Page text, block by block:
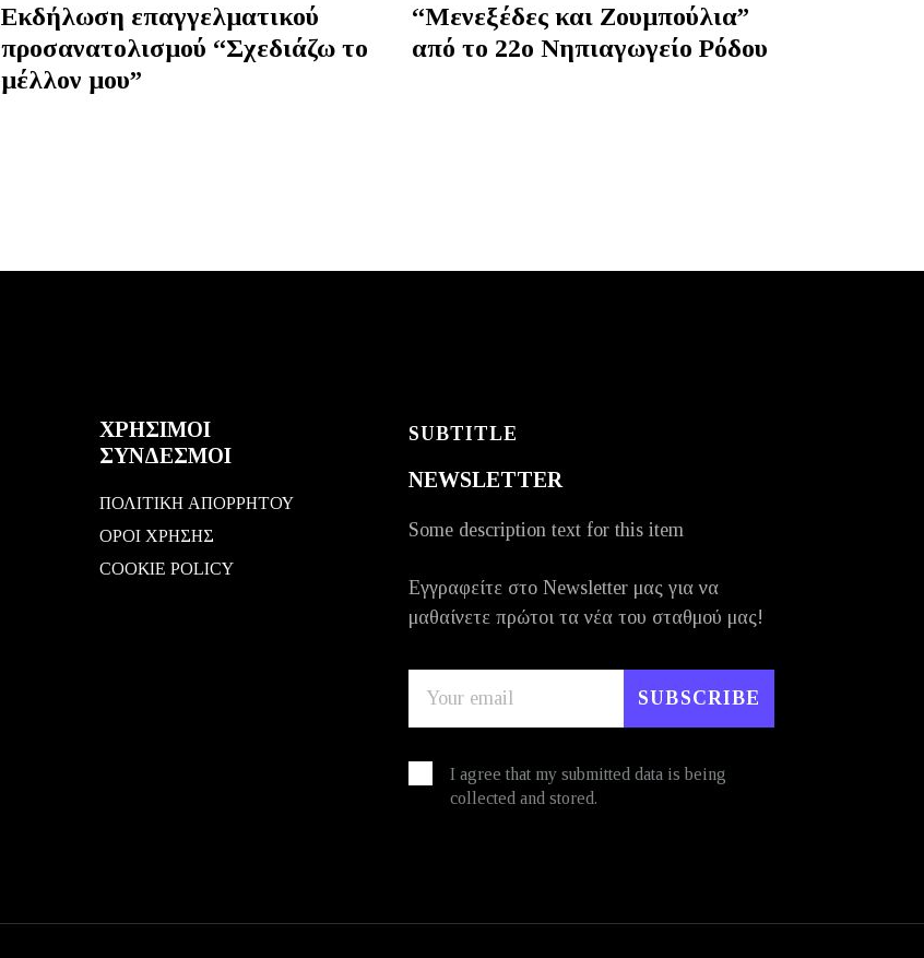
Εκδήλωση επαγγελματικού
προσανατολισμού “Σχεδιάζω το
μέλλον μου”
“Μενεξέδες και Ζουμπούλια”
από το 22ο Νηπιαγωγείο Ρόδου
ΧΡΗΣΙΜΟΙ
ΣΥΝΔΕΣΜΟΙ
ΠΟΛΙΤΙΚΗ ΑΠΟΡΡΗΤΟΥ
ΟΡΟΙ ΧΡΗΣΗΣ
COOKIE POLICY
SUBTITLE
NEWSLETTER
Some description text for this item
Εγγραφείτε στο Newsletter μας για να
μαθαίνετε πρώτοι τα νέα του σταθμού μας!
I agree that my submitted data is being
collected and stored.